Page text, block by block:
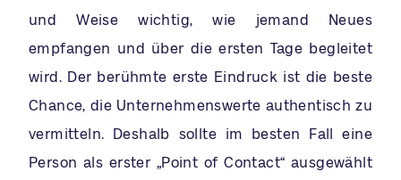
und Weise wichtig, wie jemand Neues
empfangen und über die ersten Tage begleitet
wird. Der berühmte erste Eindruck ist die beste
Chance, die Unternehmenswerte authentisch zu
vermitteln. Deshalb sollte im besten Fall eine
Person als erster „Point of Contact“ ausgewählt